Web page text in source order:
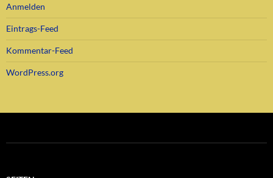
Anmelden
Eintrags-Feed
Kommentar-Feed
WordPress.org